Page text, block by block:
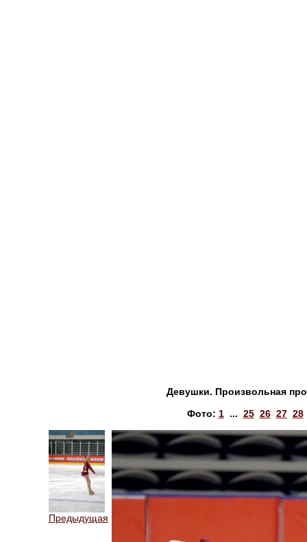
Девушки. Произвольная
Фото: 1... 25 26 27 28
Предыдущая